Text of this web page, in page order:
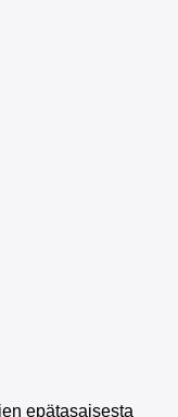
epätasaisesta